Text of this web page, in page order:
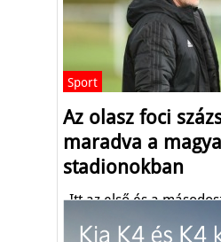
Sport
Az olasz foci
maradva a
stadionokban
„Itt az első és a
klubnak van saját